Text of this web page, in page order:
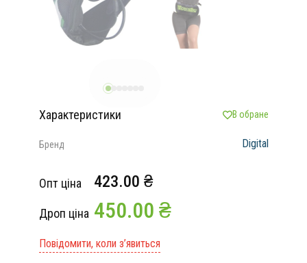
Характеристики В обране
Бренд Digital
Опт ціна 423.00 ₴
Дроп ціна 450.00 ₴
Повідомити, коли з’явиться